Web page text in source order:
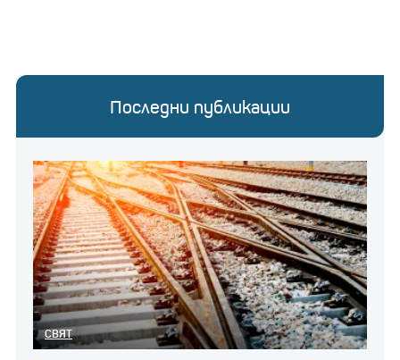
Последни публикации
СВЯТ